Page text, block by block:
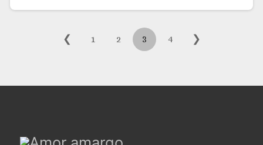
❮ 1 2 3 4 ❯